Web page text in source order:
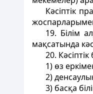
Кәсiптiк
19. Білiм
мақсатында
20.
1) өз
2)
3) басқа